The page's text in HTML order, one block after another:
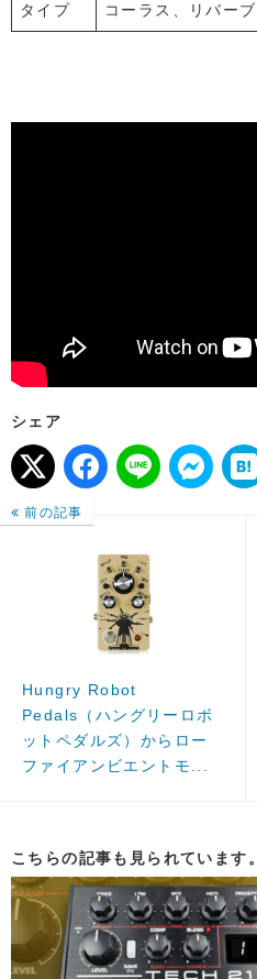
タイプ コーラス、 リバーブ
シェア
前の記事
Hungry Robot
Pedals（ハングリーロボ
ットペダルズ）からロー
ファイアンビエントモ...
こちらの記事も見られています。